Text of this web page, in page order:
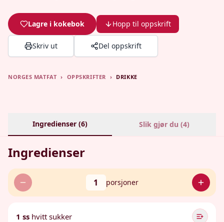
Lagre i kokebok Hopp til oppskrift
Skriv ut Del oppskrift
NORGES MATFAT › OPPSKRIFTER › DRIKKE
Ingredienser (6) Slik gjør du (4)
Ingredienser
1 porsjoner
1 ss hvitt sukker